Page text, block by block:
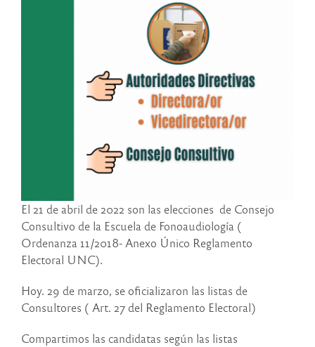
El 21 de abril de 2022 son las elecciones de Consejo
Consultivo de la Escuela de Fonoaudiología (
Ordenanza 11/2018- Anexo Único Reglamento
Electoral UNC).
Hoy. 29 de marzo, se oficializaron las listas de
Consultores ( Art. 27 del Reglamento Electoral)
Compartimos las candidatas según las listas